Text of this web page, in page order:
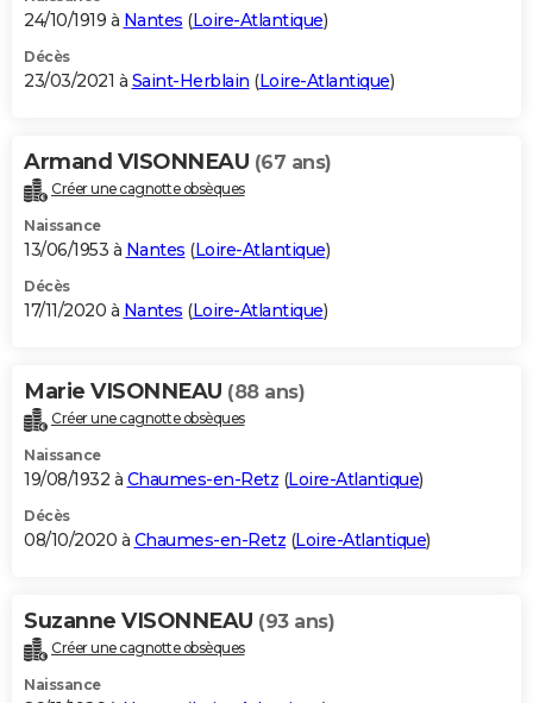
24/10/1919 à Nantes (Loire-Atlantique)
Décès
23/03/2021 à Saint-Herblain (Loire-Atlantique)
Armand VISONNEAU (67 ans)
Créer une cagnotte obsèques
Naissance
13/06/1953 à Nantes (Loire-Atlantique)
Décès
17/11/2020 à Nantes (Loire-Atlantique)
Marie VISONNEAU (88 ans)
Créer une cagnotte obsèques
Naissance
19/08/1932 à Chaumes-en-Retz (Loire-Atlantique)
Décès
08/10/2020 à Chaumes-en-Retz (Loire-Atlantique)
Suzanne VISONNEAU (93 ans)
Créer une cagnotte obsèques
Naissance